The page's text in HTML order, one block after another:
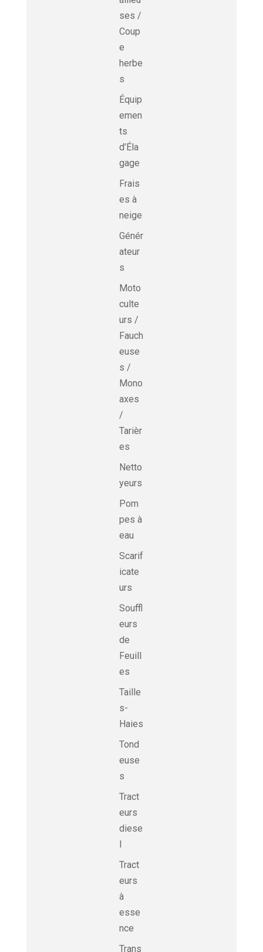
ses /
Coup
e
herbe
s
Équip
emen
ts
d’Éla
gage
Frais
es à
neige
Génér
ateur
s
Moto
culte
urs /
Fauch
euse
s /
Mono
axes
/
Tarièr
es
Netto
yeurs
Pom
pes à
eau
Scarif
icate
urs
Souffl
eurs
de
Feuill
es
Taille
s-
Haies
Tond
euse
s
Tract
eurs
diese
l
Tract
eurs
à
esse
nce
Trans